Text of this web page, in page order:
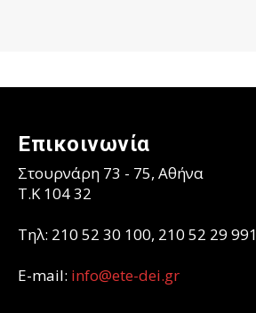
Επικοινωνία
Στουρνάρη 73 - 75, Αθήνα
T.K 104 32
Τηλ: 210 52 30 100, 210 52 29 991
E-mail: info@ete-dei.gr